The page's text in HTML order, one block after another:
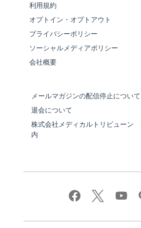
利用規約
オプトイン・オプトアウト
プライバシーポリシー
ソーシャルメディアポリシー
会社概要
メールマガジンの配信停止について
退会について
株式会社メディカルトリビューン
内